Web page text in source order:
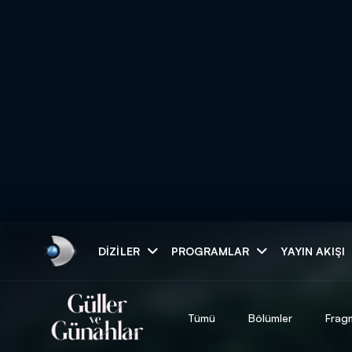
DIZILER PROGRAMLAR YAYIN AKIŞI
Tümü Bölümler